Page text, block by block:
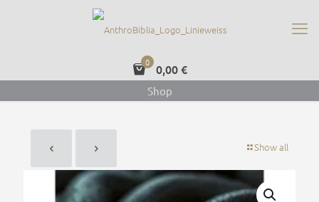
0 0,00 €
Shop
Show all